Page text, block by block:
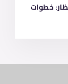
خطوات